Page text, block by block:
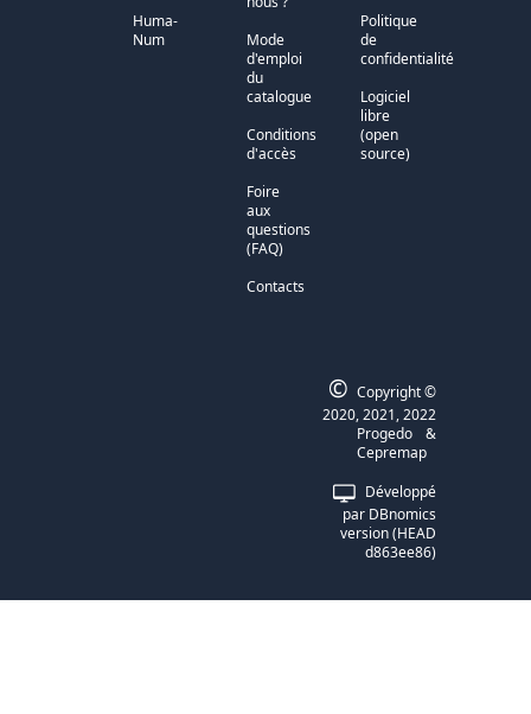
Huma-
Num
Mode
d'emploi
du
catalogue
Conditions
d'accès
Foire
aux
questions
(FAQ)
Contacts
Politique
de
confidentialité
Logiciel
libre
(open
source)
Développé
par DBnomics
version (HEAD
d863ee86)
© Copyright ©
2020, 2021, 2022
Progedo
&
Cepremap